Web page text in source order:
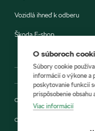
Vozidlá ihneď k odberu
Škoda E-shop
Ochrana osobných údajov
Cookies
O súboroch
Súbory cookie
informácií o výkone a
poskytovanie funkcií
prispôsobenie obsahu
Viac informácií